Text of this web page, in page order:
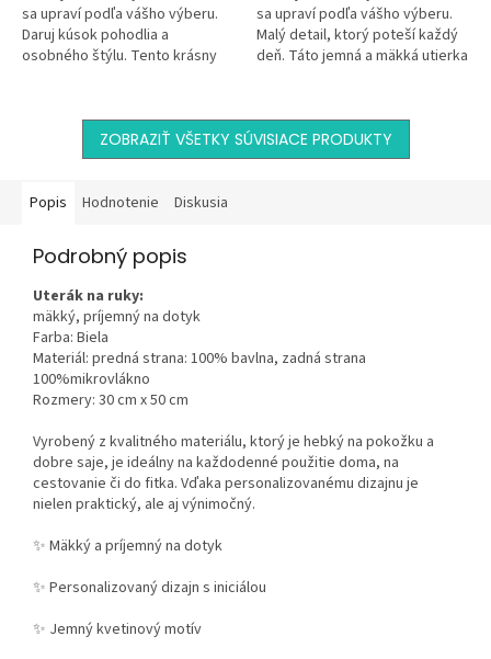
sa upraví podľa vášho výberu.
Daruj kúsok pohodlia a
osobného štýlu. Tento krásny
sa upraví podľa vášho výberu.
Malý detail, ktorý poteší každý
deň. Táto jemná a mäkká utierka
ZOBRAZIŤ VŠETKY SÚVISIACE PRODUKTY
Popis Hodnotenie Diskusia
Podrobný popis
Uterák na ruky:
mäkký, príjemný na dotyk
Farba: Biela
Materiál: predná strana: 100% bavlna, zadná strana
100%mikrovlákno
Rozmery: 30 cm x 50 cm
Vyrobený z kvalitného materiálu, ktorý je hebký na pokožku a
dobre saje, je ideálny na každodenné použitie doma, na
cestovanie či do fitka. Vďaka personalizovanému dizajnu je
nielen praktický, ale aj výnimočný.
✨ Mäkký a príjemný na dotyk
✨ Personalizovaný dizajn s iniciálou
✨ Jemný kvetinový motív